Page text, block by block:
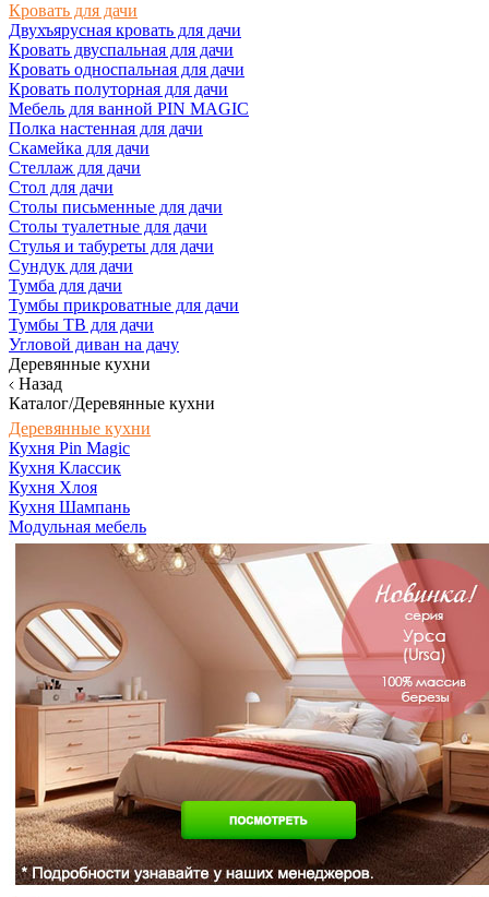
Кровать для дачи
Двухъярусная кровать для дачи
Кровать двуспальная для дачи
Кровать односпальная для дачи
Кровать полуторная для дачи
Мебель для ванной PIN MAGIC
Полка настенная для дачи
Скамейка для дачи
Стеллаж для дачи
Стол для дачи
Столы письменные для дачи
Столы туалетные для дачи
Стулья и табуреты для дачи
Сундук для дачи
Тумба для дачи
Тумбы прикроватные для дачи
Тумбы ТВ для дачи
Угловой диван на дачу
Деревянные кухни
Назад
Каталог/Деревянные кухни
Деревянные кухни
Кухня Pin Magic
Кухня Классик
Кухня Хлоя
Кухня Шампань
Модульная мебель